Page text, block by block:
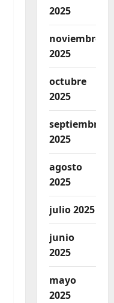
2025
noviembre
2025
octubre
2025
septiembre
2025
agosto
2025
julio 2025
junio
2025
mayo
2025